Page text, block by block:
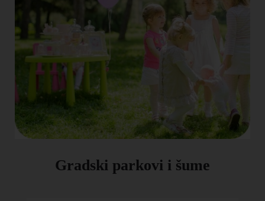
Gradski parkovi i šume